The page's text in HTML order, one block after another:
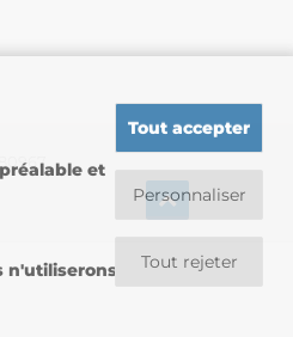
et
n'utiliserons
Tout accepter
Personnaliser
Tout rejeter